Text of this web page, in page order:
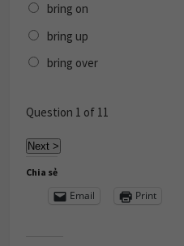
bring on
bring up
bring over
Question 1 of 11
Chia sẻ
Email Print